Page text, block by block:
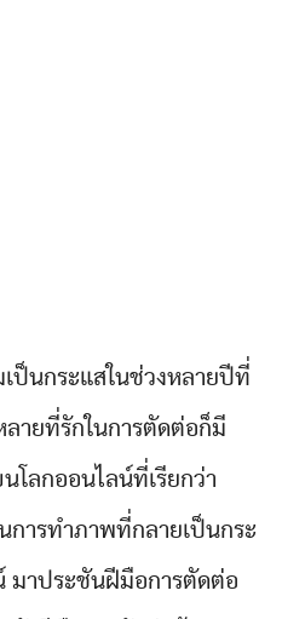
ป็นกระแสในช่วงหลายปีที่
ายที่รักในการตัดต่อก็มี
โลกออนไลน์ที่เรียกว่า
การทำภาพที่กลายเป็นกระ
มาประชันฝีมือการตัดต่อ